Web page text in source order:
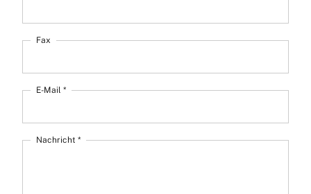
Fax
E-Mail *
Nachricht *